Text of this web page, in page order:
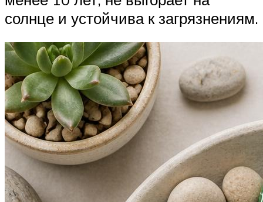
солнце и устойчива к загрязнениям.